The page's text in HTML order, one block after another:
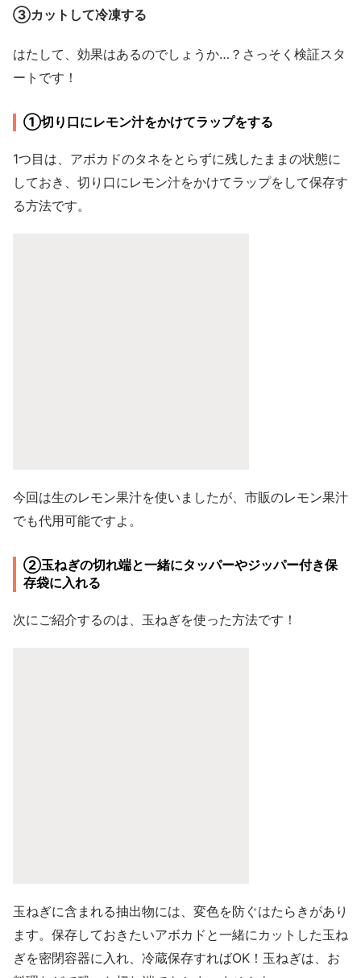
③カットして冷凍する
はたして、効果はあるのでしょうか…？さっそく検証スタ
ートです！
①切り口にレモン汁をかけてラップをする
1つ目は、アボカドのタネをとらずに残したままの状態に
しておき、切り口にレモン汁をかけてラップをして保存す
る方法です。
今回は生のレモン果汁を使いましたが、市販のレモン果汁
でも代用可能ですよ。
②玉ねぎの切れ端と一緒にタッパーやジッパー付き保
存袋に入れる
次にご紹介するのは、玉ねぎを使った方法です！
玉ねぎに含まれる抽出物には、変色を防ぐはたらきがあり
ます。保存しておきたいアボカドと一緒にカットした玉ね
ぎを密閉容器に入れ、冷蔵保存すればOK！玉ねぎは、お